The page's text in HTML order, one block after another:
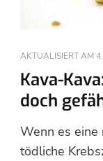
AKTUALISIERT AM
Kava-
doch
Wenn es eine
tödliche